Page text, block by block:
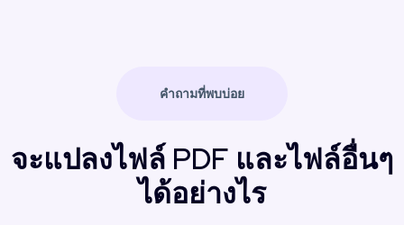
คำถามที่พบบ่อย
จะแปลงไฟล์ PDF และไฟล์อื่นๆ
ได้อย่างไร